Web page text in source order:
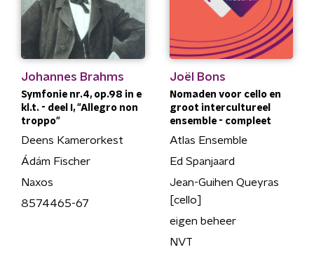
Johannes Brahms
Symfonie nr.4, op.98 in e
kl.t. - deel I, "Allegro non
troppo"
Deens Kamerorkest
Ádám Fischer
Naxos
8574465-67
Joël Bons
Nomaden voor cello en
groot intercultureel
ensemble - compleet
Atlas Ensemble
Ed Spanjaard
Jean-Guihen Queyras
[cello]
eigen beheer
NVT